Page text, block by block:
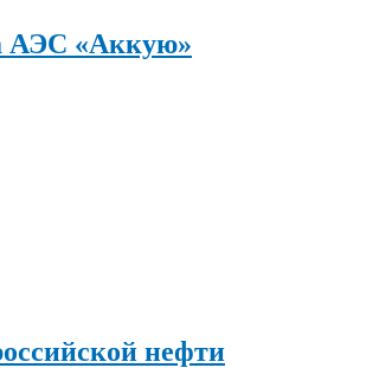
АЭС «Аккую»
нефти